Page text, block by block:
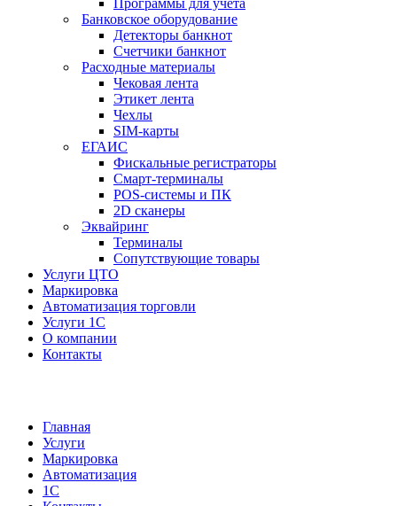
Программы для учета
Банковское оборудование
Детекторы банкнот
Счетчики банкнот
Расходные материалы
Чековая лента
Этикет лента
Чехлы
SIM-карты
ЕГАИС
Фискальные регистраторы
Смарт-терминалы
POS-системы и ПК
2D сканеры
Эквайринг
Терминалы
Сопутствующие товары
Услуги ЦТО
Маркировка
Автоматизация торговли
Услуги 1С
О компании
Контакты
Главная
Услуги
Маркировка
Автоматизация
1С